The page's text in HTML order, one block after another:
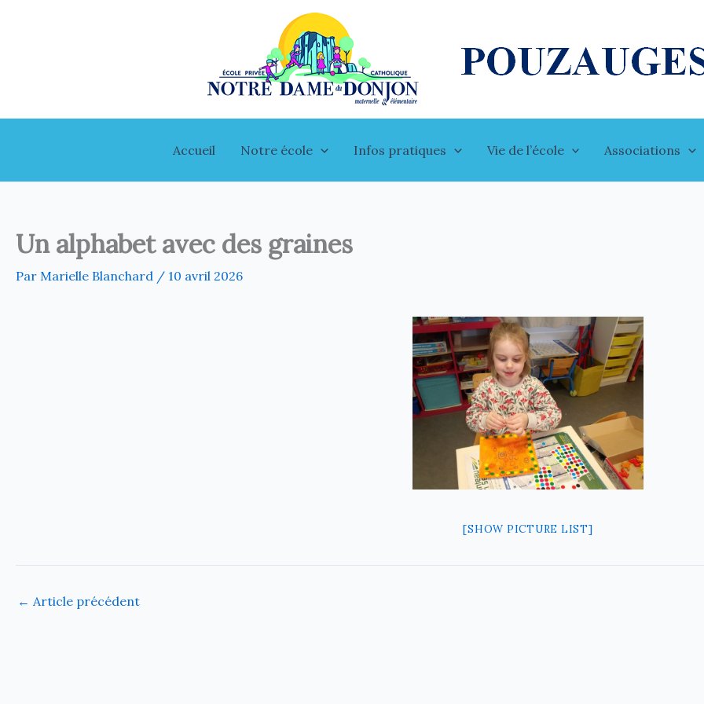
Accueil Notre école Infos pratiques Vie de l’école Associations
Un alphabet avec des graines
Par Marielle Blanchard / 10 avril 2026
[SHOW PICTURE LIST]
← Article précédent